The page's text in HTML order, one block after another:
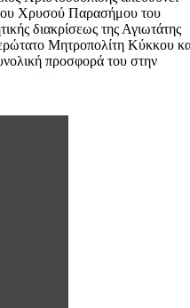
Χρυσού Παρασήμου του
διακρίσεως της Αγιωτάτης
Μητροπολίτη Κύκκου
προσφορά του στην